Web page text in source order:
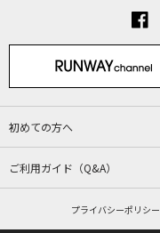
初めての方へ
ご利用ガイド（Q&A）
プライバシーポリシー